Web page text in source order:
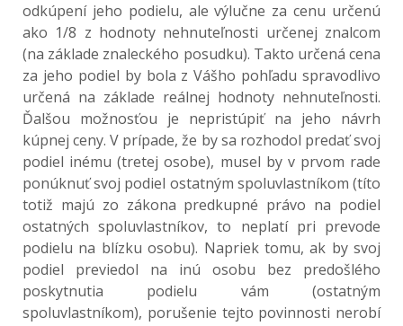
odkúpení jeho podielu, ale výlučne za cenu určenú
ako 1/8 z hodnoty nehnuteľnosti určenej znalcom
(na základe znaleckého posudku). Takto určená cena
za jeho podiel by bola z Vášho pohľadu spravodlivo
určená na základe reálnej hodnoty nehnuteľnosti.
Ďalšou možnosťou je nepristúpiť na jeho návrh
kúpnej ceny. V prípade, že by sa rozhodol predať svoj
podiel inému (tretej osobe), musel by v prvom rade
ponúknuť svoj podiel ostatným spoluvlastníkom (títo
totiž majú zo zákona predkupné právo na podiel
ostatných spoluvlastníkov, to neplatí pri prevode
podielu na blízku osobu). Napriek tomu, ak by svoj
podiel previedol na inú osobu bez predošlého
poskytnutia podielu vám (ostatným
spoluvlastníkom), porušenie tejto povinnosti nerobí